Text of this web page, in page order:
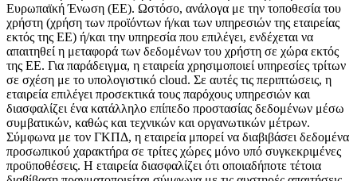
Ευρωπαϊκή Ένωση (ΕΕ). Ωστόσο, ανάλογα με την τοποθεσία του
χρήστη (χρήση των προϊόντων ή/και των υπηρεσιών της εταιρείας
εκτός της ΕΕ) ή/και την υπηρεσία που επιλέγει, ενδέχεται να
απαιτηθεί η μεταφορά των δεδομένων του χρήστη σε χώρα εκτός
της ΕΕ. Για παράδειγμα, η εταιρεία χρησιμοποιεί υπηρεσίες τρίτων
σε σχέση με το υπολογιστικό cloud. Σε αυτές τις περιπτώσεις, η
εταιρεία επιλέγει προσεκτικά τους παρόχους υπηρεσιών και
διασφαλίζει ένα κατάλληλο επίπεδο προστασίας δεδομένων μέσω
συμβατικών, καθώς και τεχνικών και οργανωτικών μέτρων.
Σύμφωνα με τον ΓΚΠΔ, η εταιρεία μπορεί να διαβιβάσει δεδομένα
προσωπικού χαρακτήρα σε τρίτες χώρες μόνο υπό συγκεκριμένες
προϋποθέσεις. Η εταιρεία διασφαλίζει ότι οποιαδήποτε τέτοια